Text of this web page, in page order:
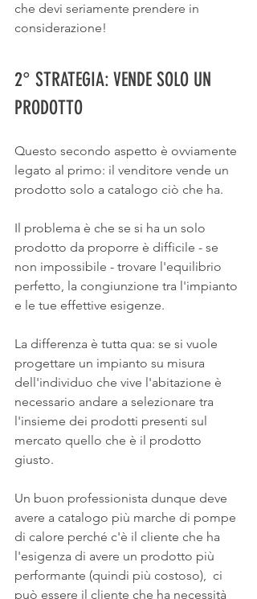
che devi seriamente prendere in
considerazione!
2° STRATEGIA: VENDE SOLO UN
PRODOTTO
Questo secondo aspetto è ovviamente
legato al primo: il venditore vende un
prodotto solo a catalogo ciò che ha.
Il problema è che se si ha un solo
prodotto da proporre è difficile - se
non impossibile - trovare l'equilibrio
perfetto, la congiunzione tra l'impianto
e le tue effettive esigenze.
La differenza è tutta qua: se si vuole
progettare un impianto su misura
dell'individuo che vive l'abitazione è
necessario andare a selezionare tra
l'insieme dei prodotti presenti sul
mercato quello che è il prodotto
giusto.
Un buon professionista dunque deve
avere a catalogo più marche di pompe
di calore perché c'è il cliente che ha
l'esigenza di avere un prodotto più
performante (quindi più costoso),  ci
può essere il cliente che ha necessità